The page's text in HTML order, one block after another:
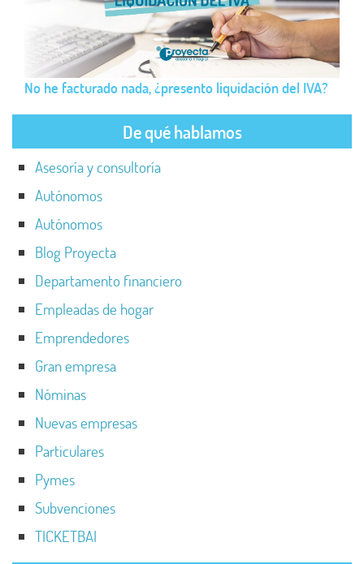
No he facturado nada, ¿presento liquidación del IVA?
De qué hablamos
Asesoría y consultoría
Autónomos
Autónomos
Blog Proyecta
Departamento financiero
Empleadas de hogar
Emprendedores
Gran empresa
Nóminas
Nuevas empresas
Particulares
Pymes
Subvenciones
TICKETBAI